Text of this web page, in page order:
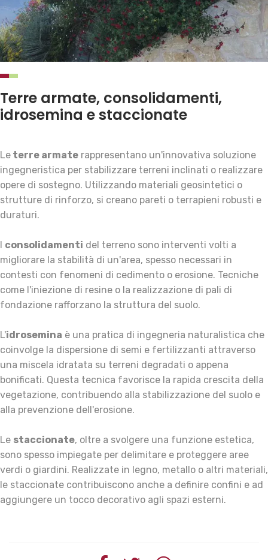
Terre armate, consolidamenti,
idrosemina e staccionate
Le terre armate rappresentano un'innovativa soluzione
ingegneristica per stabilizzare terreni inclinati o realizzare
opere di sostegno. Utilizzando materiali geosintetici o
strutture di rinforzo, si creano pareti o terrapieni robusti e
duraturi.
I consolidamenti del terreno sono interventi volti a
migliorare la stabilità di un'area, spesso necessari in
contesti con fenomeni di cedimento o erosione. Tecniche
come l'iniezione di resine o la realizzazione di pali di
fondazione rafforzano la struttura del suolo.
L'idrosemina è una pratica di ingegneria naturalistica che
coinvolge la dispersione di semi e fertilizzanti attraverso
una miscela idratata su terreni degradati o appena
bonificati. Questa tecnica favorisce la rapida crescita della
vegetazione, contribuendo alla stabilizzazione del suolo e
alla prevenzione dell'erosione.
Le staccionate, oltre a svolgere una funzione estetica,
sono spesso impiegate per delimitare e proteggere aree
verdi o giardini. Realizzate in legno, metallo o altri materiali,
le staccionate contribuiscono anche a definire confini e ad
aggiungere un tocco decorativo agli spazi esterni.